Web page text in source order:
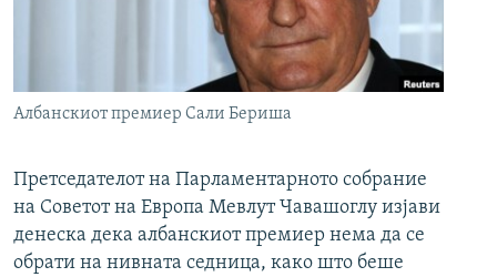
Албанскиот премиер Сали Бериша
Претседателот на Парламентарното собрание
на Советот на Европа Мевлут Чавашоглу изјави
денеска дека албанскиот премиер нема да се
обрати на нивната седница, како што беше